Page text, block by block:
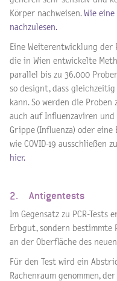
Körper nachweisen. Wie
nachzulesen.
Eine Weiterentwicklung der
die in Wien entwickelte
parallel bis zu 36.000
so designt, dass
kann. So werden die Proben
auch auf Influenzaviren
Grippe (Influenza) oder
wie COVID-19 ausschließen
hier.
2. Antigentests
Im Gegensatz zu PCR-
Erbgut, sondern bestimmte
an der Oberfläche des
Für den Test wird ein
Rachenraum genommen,